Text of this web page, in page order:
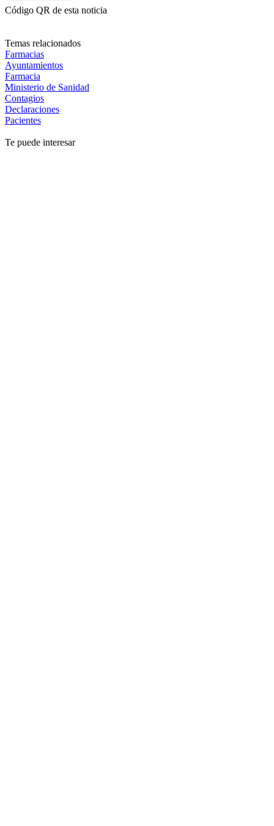
Código QR de esta noticia
Temas relacionados
Farmacias
Ayuntamientos
Farmacia
Ministerio de Sanidad
Contagios
Declaraciones
Pacientes
Te puede interesar